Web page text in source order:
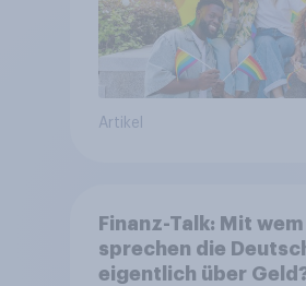
Artikel
Finanz-Talk: Mit wem
sprechen die
eigentlich über